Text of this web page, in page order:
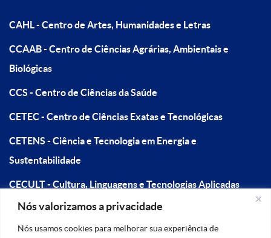
Nós valorizamos a privacidade
Nós usamos cookies para melhorar sua experiência de
CAHL - Centro de Artes, Humanidades e Letras
CCAAB - Centro de Ciências Agrárias, Ambientais e
Biológicas
CCS - Centro de Ciências da Saúde
CETEC - Centro de Ciências Exatas e Tecnológicas
CETENS - Ciência e Tecnologia em Energia e
Sustentabilidade
CECULT - Cultura, Linguagens e Tecnologias Aplicadas
CFP - Centro de Formação de Professores